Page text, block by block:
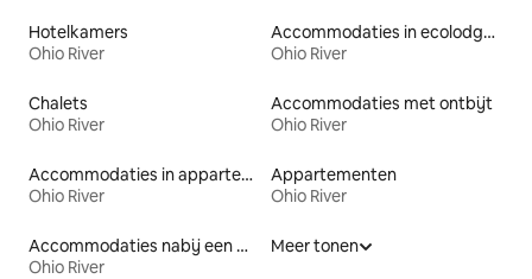
Hotelkamers
Ohio River
Accommodaties in ecolodges
Ohio River
Chalets
Ohio River
Accommodaties met ontbijt
Ohio River
Accommodaties in appartementen met diensten
Ohio River
Appartementen
Ohio River
Accommodaties nabij een meer
Ohio River
Meer tonen